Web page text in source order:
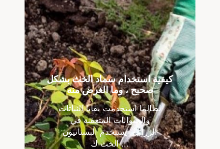
كيفية استخدام سماد الخث بشكل
صحيح ، وما الغرض منه
لطالما استخدمت بقايا النباتات
والحيوانات المتعفنة في
الزراعة. يستخدم البستانيون
الخث ك ...